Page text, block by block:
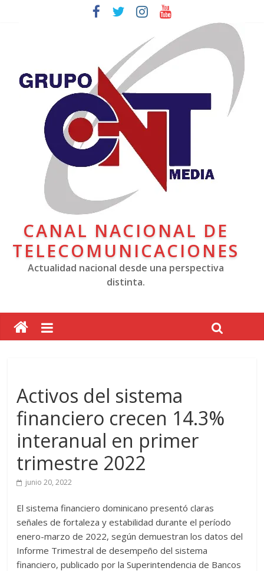
CANAL NACIONAL DE
TELECOMUNICACIONES
Actualidad nacional desde una perspectiva
distinta.
Activos del sistema
financiero crecen 14.3%
interanual en primer
trimestre 2022
junio 20, 2022
El sistema financiero dominicano presentó claras
señales de fortaleza y estabilidad durante el período
enero-marzo de 2022, según demuestran los datos del
Informe Trimestral de desempeño del sistema
financiero, publicado por la Superintendencia de Bancos